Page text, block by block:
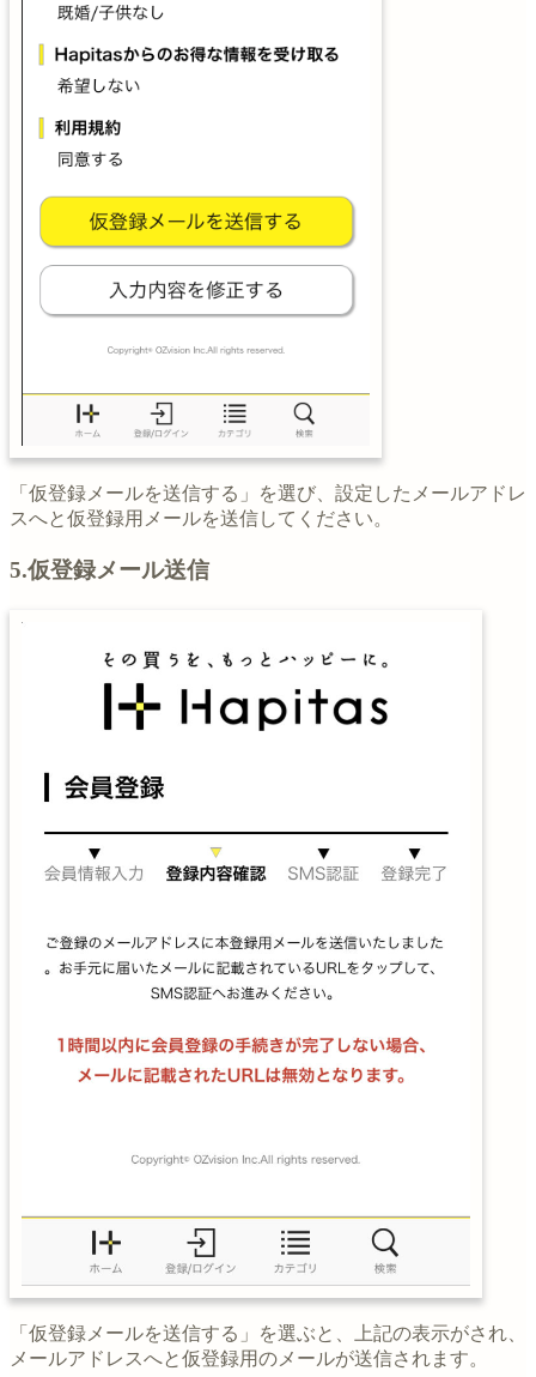
「仮登録メールを送信する」を選び、設定したメールアドレ
スへと仮登録用メールを送信してください。
5.仮登録メール送信
「仮登録メールを送信する」を選ぶと、上記の表示がされ、
メールアドレスへと仮登録用のメールが送信されます。